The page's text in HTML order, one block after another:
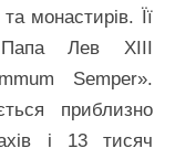
монастирів. Її
Лев XIII
Semper».
приблизно
і 13 тисяч